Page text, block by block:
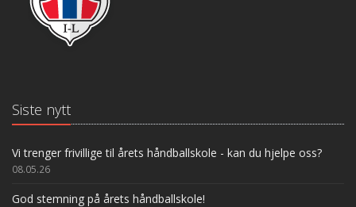
Siste nytt
Vi trenger frivillige til årets håndballskole - kan du hjelpe oss?
08.05.26
God stemning på årets håndballskole!